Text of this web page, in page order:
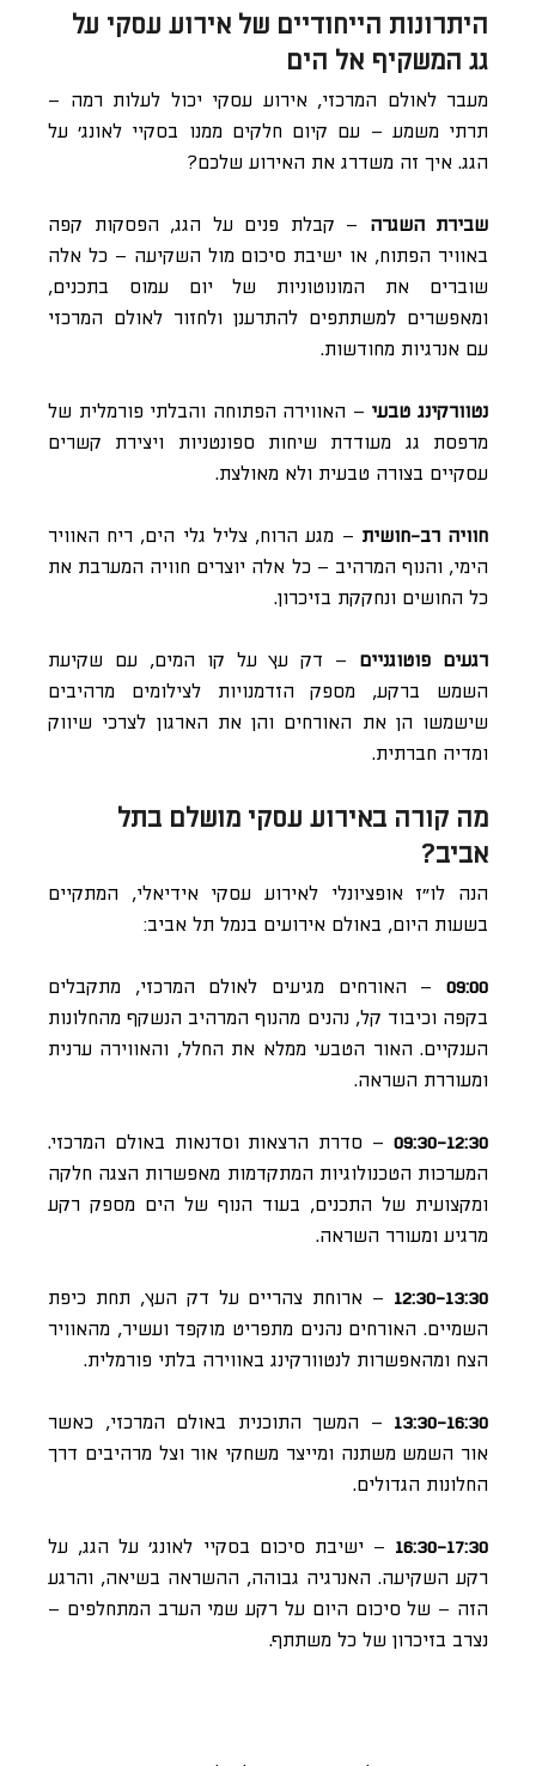
היתרונות הייחודיים של אירוע עסקי על
גג המשקיף אל הים
מעבר לאולם המרכזי, אירוע עסקי יכול לעלות רמה –
תרתי משמע – עם קיום חלקים ממנו בסקיי לאונג’ על
הגג. איך זה משדרג את האירוע שלכם?
שבירת השגרה
– קבלת פנים על הגג, הפסקות קפה
באוויר הפתוח, או ישיבת סיכום מול השקיעה – כל אלה
שוברים את המונוטוניות של יום עמוס בתכנים,
ומאפשרים למשתתפים להתרענן ולחזור לאולם המרכזי
עם אנרגיות מחודשות.
נטוורקינג טבעי – האווירה הפתוחה והבלתי פורמלית של
מרפסת גג מעודדת שיחות ספונטניות ויצירת קשרים
עסקיים בצורה טבעית ולא מאולצת.
חוויה רב-חושית – מגע הרוח, צליל גלי הים, ריח האוויר
הימי, והנוף המרהיב – כל אלה יוצרים חוויה המערבת את
כל החושים ונחקקת בזיכרון.
רגעים פוטוגניים
– דק עץ על קו המים, עם שקיעת
השמש ברקע, מספק הזדמנויות לצילומים מרהיבים
שישמשו הן את האורחים והן את הארגון לצרכי שיווק
ומדיה חברתית.
מה קורה באירוע עסקי מושלם בתל
אביב?
הנה לו״ז אופציונלי לאירוע עסקי אידיאלי, המתקיים
בשעות היום, באולם אירועים בנמל תל אביב:
09:00 – האורחים מגיעים לאולם המרכזי, מתקבלים
בקפה וכיבוד קל, נהנים מהנוף המרהיב הנשקף מהחלונות
הענקיים. האור הטבעי ממלא את החלל, והאווירה ערנית
ומעוררת השראה.
09:30-12:30 – סדרת הרצאות וסדנאות באולם המרכזי.
המערכות הטכנולוגיות המתקדמות מאפשרות הצגה חלקה
ומקצועית של התכנים, בעוד הנוף של הים מספק רקע
מרגיע ומעורר השראה.
12:30-13:30 – ארוחת צהריים על דק העץ, תחת כיפת
השמיים. האורחים נהנים מתפריט מוקפד ועשיר, מהאוויר
הצח ומהאפשרות לנטוורקינג באווירה בלתי פורמלית.
13:30-16:30 – המשך התוכנית באולם המרכזי, כאשר
אור השמש משתנה ומייצר משחקי אור וצל מרהיבים דרך
החלונות הגדולים.
16:30-17:30 – ישיבת סיכום בסקיי לאונג’ על הגג, על
רקע השקיעה. האנרגיה גבוהה, ההשראה בשיאה, והרגע
הזה – של סיכום היום על רקע שמי הערב המתחלפים –
נצרב בזיכרון של כל משתתף.